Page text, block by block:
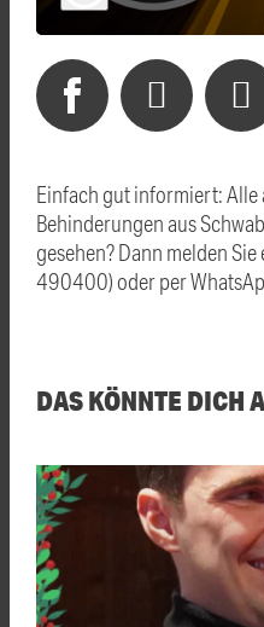
Einfach gut informiert: Alle
Behinderungen aus
gesehen? Dann melden
490400) oder per
DAS KÖNNTE DICH